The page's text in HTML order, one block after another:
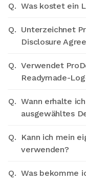
Q. Was kostet ein
Q. Unterzeichnet
Disclosure
Q. Verwendet
Readymade-
Q. Wann erhalte
ausgewähltes
Q.
Kann ich mein
verwenden?
Q. Was bekomme